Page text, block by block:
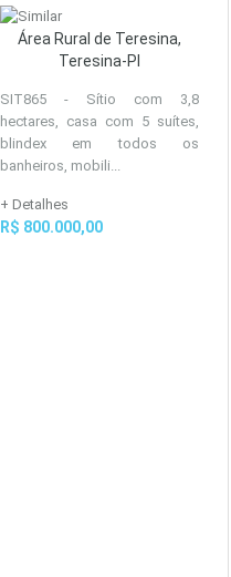
Área Rural de Teresina,
Teresina-PI
SIT865 - Sítio com 3,8
hectares, casa com 5 suítes,
blindex em todos os
banheiros, mobili...
+ Detalhes
R$ 800.000,00